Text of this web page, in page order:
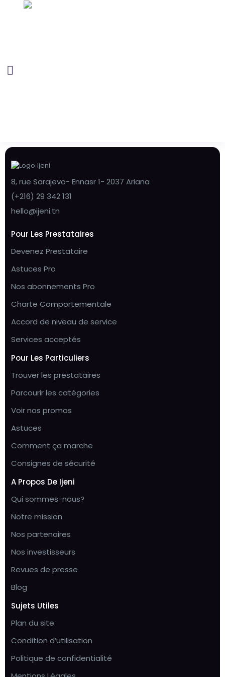
8, rue Sarajevo- Ennasr 1- 2037 Ariana
(+216) 29 342 131
hello@ijeni.tn
Pour Les Prestataires
Devenez Prestataire
Astuces Pro
Nos abonnements Pro
Charte Comportementale
Accord de niveau de service
Services acceptés
Pour Les Particuliers
Trouver les prestataires
Parcourir les catégories
Voir nos promos
Astuces
Comment ça marche
Consignes de sécurité
A Propos De Ijeni
Qui sommes-nous?
Notre mission
Nos partenaires
Nos investisseurs
Revues de presse
Blog
Sujets Utiles
Plan du site
Condition d’utilisation
Politique de confidentialité